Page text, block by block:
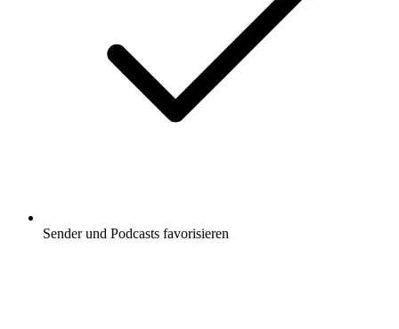
Sender und Podcasts favorisieren